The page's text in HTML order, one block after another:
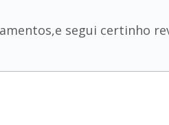
segui certinho